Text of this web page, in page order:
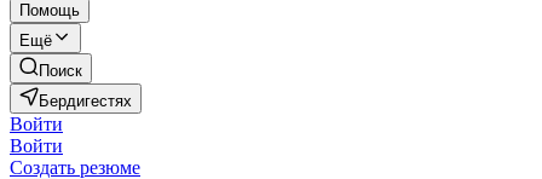
Помощь
Ещё
Поиск
Бердигестях
Войти
Войти
Создать резюме